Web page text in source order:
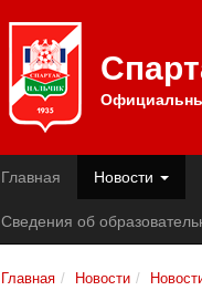
Главная Новости
Сведения об
Главная Новости